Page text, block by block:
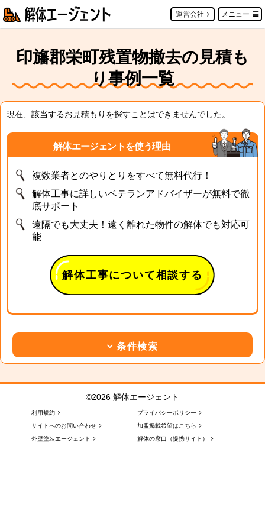
運営会社 メニュー
印旛郡栄町残置物撤去の見積も
り事例一覧
現在、該当するお見積もりを探すことはできませんでした。
解体エージェントを使う理由
複数業者とのやりとりをすべて無料代行！
解体工事に詳しいベテランアドバイザーが無料で徹
底サポート
遠隔でも大丈夫！遠く離れた物件の解体でも対応可
能
解体工事について相談する
条件検索
©2026 解体エージェント
利用規約
プライバシーポリシー
サイトへのお問い合わせ
加盟掲載希望はこちら
外壁塗装エージェント
解体の窓口（提携サイト）